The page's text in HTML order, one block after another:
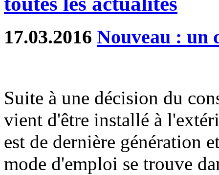
17.03.2016 Nouveau :
Suite à une décision du
vient d'être installé à
est de dernière génération
mode d'emploi se trouve